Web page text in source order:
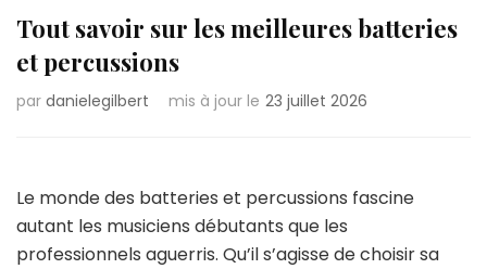
Tout savoir sur les meilleures batteries
et percussions
par danielegilbert mis à jour le 23 juillet 2026
Le monde des batteries et percussions fascine
autant les musiciens débutants que les
professionnels aguerris. Qu’il s’agisse de choisir sa